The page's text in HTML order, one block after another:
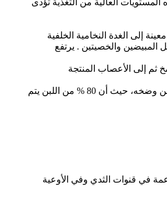
إلى الغدة النخامية الخلفية
المبيضين والخصيتين . يرتفع
ثم إلى الأعصاب المنتجة
وهذه العملية تشرح لماذا يلجأ حالبو الأبقار إلى غسل الضرع مع تدليكها برقة اذ تدفع هذه العملية إلى تنشيط إفراز الهرمون، الذي يؤدي بدوره إلى إفراز اللبن وضخه، حيث أن 80 % من اللبن يتم
في قنوات الثدي وفي الأوعية